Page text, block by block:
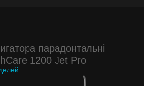
парадонтальні
1200 Jet Pro